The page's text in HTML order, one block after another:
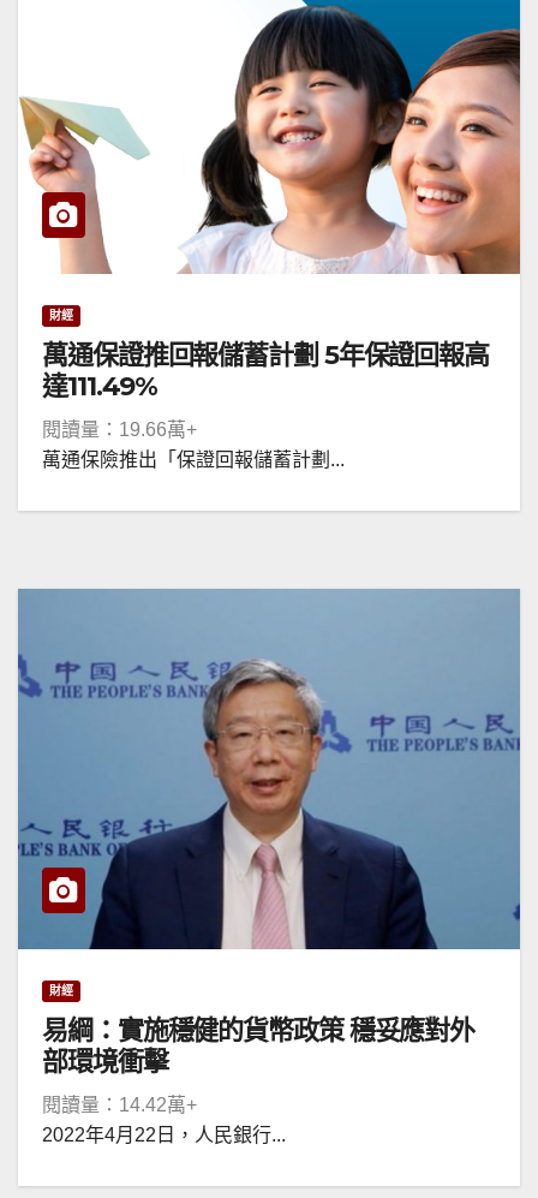
財經
萬通保證推回報儲蓄計劃 5年保證回報高
達111.49%
閱讀量：19.66萬+
萬通保險推出「保證回報儲蓄計劃...
財經
易綱：實施穩健的貨幣政策 穩妥應對外
部環境衝擊
閱讀量：14.42萬+
2022年4月22日，人民銀行...